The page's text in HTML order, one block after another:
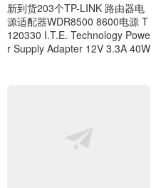
新到货203个TP-LINK 路由器电
源适配器WDR8500 8600电源 T
120330 I.T.E. Technology Powe
r Supply Adapter 12V 3.3A 40W